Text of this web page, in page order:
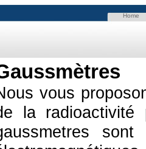
Home
aussmètres
vous
la